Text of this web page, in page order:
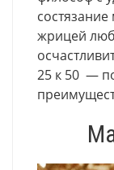
жрицей
25 к 50 —